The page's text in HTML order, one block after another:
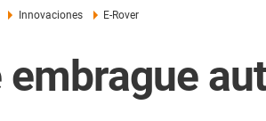
Innovaciones E-Rover